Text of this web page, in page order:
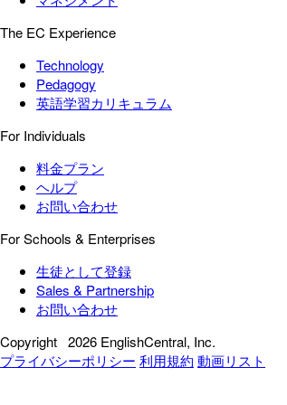
The EC Experience
Technology
Pedagogy
英語学習カリキュラム
For Individuals
料金プラン
ヘルプ
お問い合わせ
For Schools & Enterprises
生徒として登録
Sales & Partnership
お問い合わせ
Copyright 2026 EnglishCentral, Inc.
プライバシーポリシー 利用規約 動画リスト